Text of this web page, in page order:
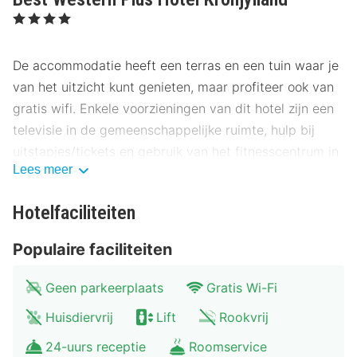
, 4 Sterren
De accommodatie heeft een terras en een tuin waar je
van het uitzicht kunt genieten, maar profiteer ook van
gratis wifi. Enkele voorzieningen van dit hotel zijn een
televisie in de gemeenschappelijke ruimte, hulp bij
uitstapjes/tickets en gebruik van het fitnesscentrum in
de buurt (met korting).
Profiteer in dit hotel van de 24-uurs roomservice. Sluit
weekend kun je genieten van een gratis ontbijtbuffet.
De volledige accommodatie is gesloten van 31 maart
tot 5 april.
Hotelstars Union kent in Denemarken een officiële
Lees meer
Hotelfaciliteiten
Populaire faciliteiten
Geen parkeerplaats
Gratis Wi-Fi
Huisdiervrij
Lift
Rookvrij
24-uurs receptie
Roomservice